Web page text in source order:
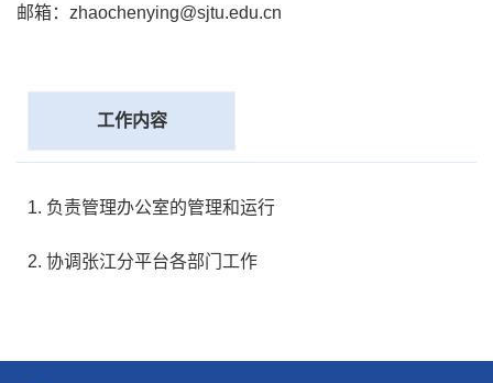
邮箱：zhaochenying@sjtu.edu.cn
工作内容
负责管理办公室的管理和运行
协调张江分平台各部门工作